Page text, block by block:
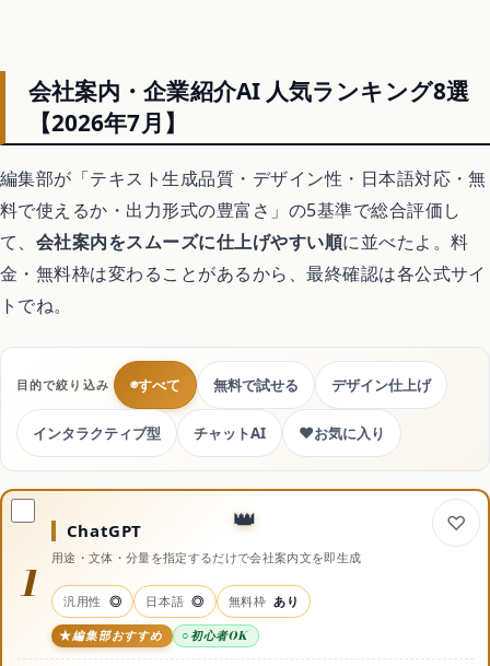
買取
処分・回収
暮らしの代行サービス
コスメ・美容
シャンプー
会社案内・企業紹介AI 人気ランキング8選
【2026年7月】
編集部が「テキスト生成品質・デザイン性・日本語対応・無
料で使えるか・出力形式の豊富さ」の5基準で総合評価し
て、 会社案内をスムーズに仕上げやすい順に並べたよ。料
金・無料枠は変わることがあるから、最終確認は各公式サイ
トでね。
目的で絞り込み ◉すべて 無料で試せる デザイン仕上げ
インタラクティブ型 チャットAI ♥お気に入り
1
ChatGPT
用途・文体・分量を指定するだけで会社案内文を即生成
汎用性 ◎ 日本語 ◎ 無料枠 あり
編集部おすすめ 初心者OK